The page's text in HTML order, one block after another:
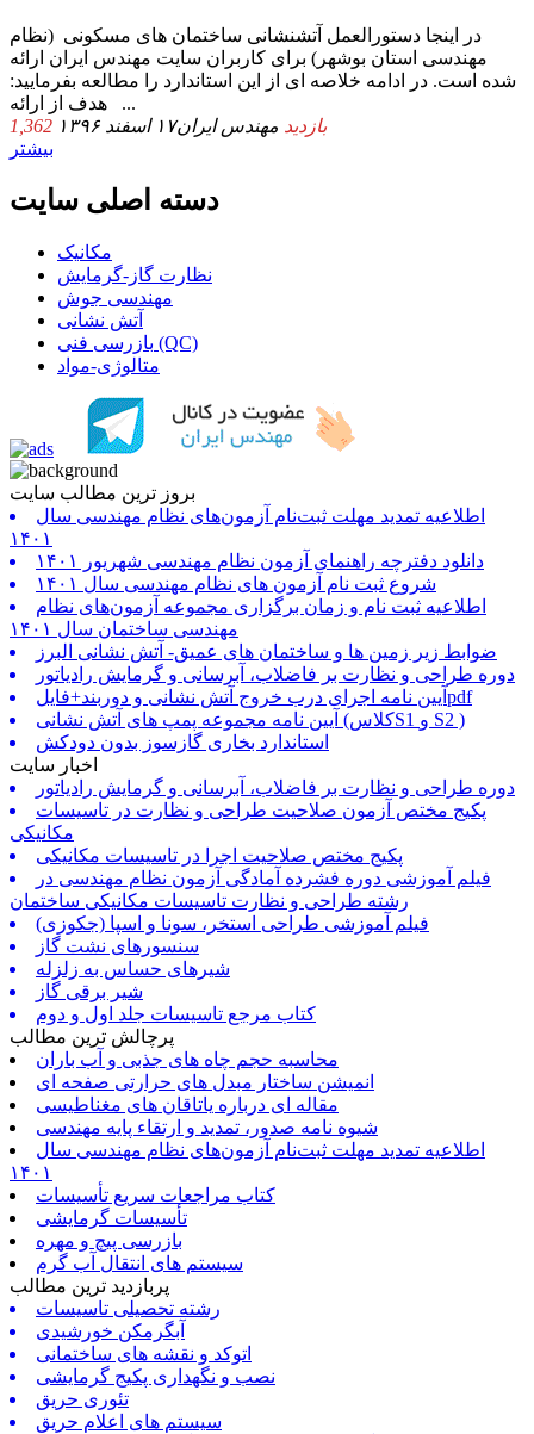
در اینجا دستورالعمل آتشنشانی ساختمان های مسکونی (نظام
مهندسی استان بوشهر) برای کاربران سایت مهندس ایران ارائه
شده است. در ادامه خلاصه ای از این استاندارد را مطالعه بفرمایید:
هدف از ارائه ...
1,362 بازدید مهندس ایران۱۷ اسفند ۱۳۹۶
بیشتر
دسته اصلی سایت
مکانیک
نظارت گاز-گرمایش
مهندسی جوش
آتش نشانی
بازرسی فنی (QC)
متالوژی-مواد
بروز ترین مطالب سایت
اطلاعیه تمدید مهلت ثبت‌نام آزمون‌های نظام مهندسی سال
۱۴۰۱
دانلود دفترچه راهنمای آزمون نظام مهندسی شهریور ۱۴۰۱
شروع ثبت نام آزمون های نظام مهندسی سال ۱۴۰۱
اطلاعیه ثبت نام و زمان برگزاری مجموعه آزمون‌های نظام
مهندسی ساختمان سال ۱۴۰۱
ضوابط زیر زمین ها و ساختمان های عمیق- آتش نشانی البرز
دوره طراحی و نظارت بر فاضلاب، آبرسانی و گرمایش رادیاتور
آیین نامه اجرای درب خروج آتش نشانی و دوربند+فایلpdf
آیین نامه مجموعه پمپ های آتش نشانی (کلاسS1 و S2 )
استاندارد بخاری گازسوز بدون دودکش
اخبار سایت
دوره طراحی و نظارت بر فاضلاب، آبرسانی و گرمایش رادیاتور
پکیج مختص آزمون صلاحیت طراحی و نظارت در تاسیسات
مکانیکی
پکیج مختص صلاحیت اجرا در تاسیسات مکانیکی
فیلم آموزشی دوره فشرده آمادگی آزمون نظام مهندسی در
رشته طراحی و نظارت تاسیسات مکانیکی ساختمان
فیلم آموزشی طراحی استخر، سونا و اسپا (جکوزی)
سنسورهای نشت گاز
شیرهای حساس به زلزله
شیر برقی گاز
کتاب مرجع تاسیسات جلد اول و دوم
پرچالش ترین مطالب
محاسبه حجم چاه های جذبی و آب باران
انمیشن ساختار مبدل های حرارتی صفحه ای
مقاله ای درباره یاتاقان های مغناطیسی
شیوه نامه صدور، تمدید و ارتقاء پایه مهندسی
اطلاعیه تمدید مهلت ثبت‌نام آزمون‌های نظام مهندسی سال
۱۴۰۱
کتاب مراجعات سریع تأسیسات
تأسیسات گرمایشی
بازرسی پیچ و مهره
سیستم های انتقال آب گرم
پربازدید ترین مطالب
رشته تحصیلی تاسیسات
آبگرمکن خورشیدی
اتوکد و نقشه های ساختمانی
نصب و نگهداری پکیج گرمایشی
تئوری حریق
سیستم های اعلام حریق